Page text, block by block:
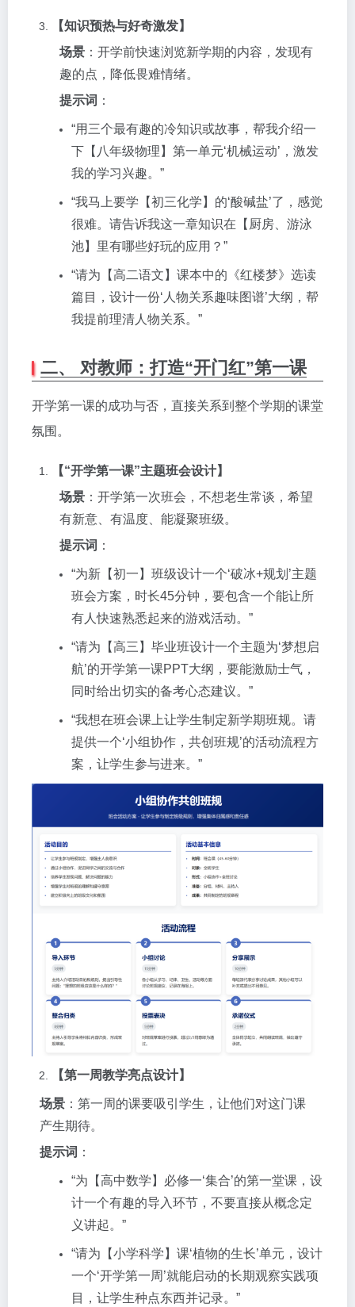
【知识预热与好奇激发】
场景 ：开学前快速浏览新学期的内容，发现有
趣的点，降低畏难情绪。
提示词 ：
“用三个最有趣的冷知识或故事，帮我介绍一
下【八年级物理】第一单元‘机械运动’，激发
我的学习兴趣。”
“我马上要学【初三化学】的‘酸碱盐’了，感觉
很难。请告诉我这一章知识在【厨房、游泳
池】里有哪些好玩的应用？”
“请为【高二语文】课本中的《红楼梦》选读
篇目，设计一份‘人物关系趣味图谱’大纲，帮
我提前理清人物关系。”
二、 对教师：打造“开门红”第一课
开学第一课的成功与否，直接关系到整个学期的课堂
氛围。
【“开学第一课”主题班会设计】
场景 ：开学第一次班会，不想老生常谈，希望
有新意、有温度、能凝聚班级。
提示词 ：
“为新【初一】班级设计一个‘破冰+规划’主题
班会方案，时长45分钟，要包含一个能让所
有人快速熟悉起来的游戏活动。”
“请为【高三】毕业班设计一个主题为‘梦想启
航’的开学第一课PPT大纲，要能激励士气，
同时给出切实的备考心态建议。”
“我想在班会课上让学生制定新学期班规。请
提供一个‘小组协作，共创班规’的活动流程方
案，让学生参与进来。”
【第一周教学亮点设计】
场景 ：第一周的课要吸引学生，让他们对这门课
产生期待。
提示词 ：
“为【高中数学】必修一‘集合’的第一堂课，设
计一个有趣的导入环节，不要直接从概念定
义讲起。”
“请为【小学科学】课‘植物的生长’单元，设计
一个‘开学第一周’就能启动的长期观察实践项
目，让学生种点东西并记录。”